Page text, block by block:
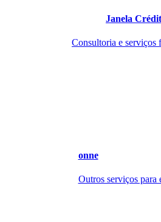
Janela
Consultoria e serviços
onne
Outros serviços para